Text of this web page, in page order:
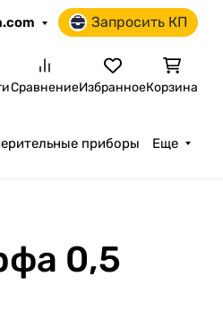
Запросить КП
СравнениеИзбранноеКорзина
приборы Еще
0,5